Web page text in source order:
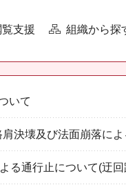
覧支援 組織から探
いて
決壊及び法面崩落に
る通行止について(迂